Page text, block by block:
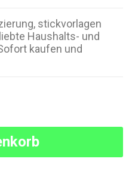
stickvorlagen
Haushalts- und
kaufen und